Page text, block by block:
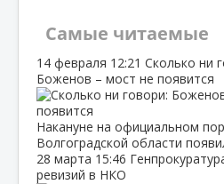
Самые читаемые
14 февраля 12:21 Сколько ни
Боженов – мост не появится
Накануне на официальном
Волгоградской области
28 марта 15:46
ревизий в НКО